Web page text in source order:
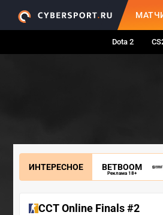
Dota 2
ИНТЕРЕСНОЕ BETBOOM
Реклама 18+
CCT Online Finals #2